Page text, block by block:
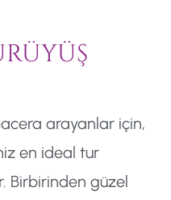
arayanlar için,
en ideal tur
Birbirinden güzel